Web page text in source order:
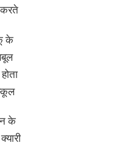
करते
के
के